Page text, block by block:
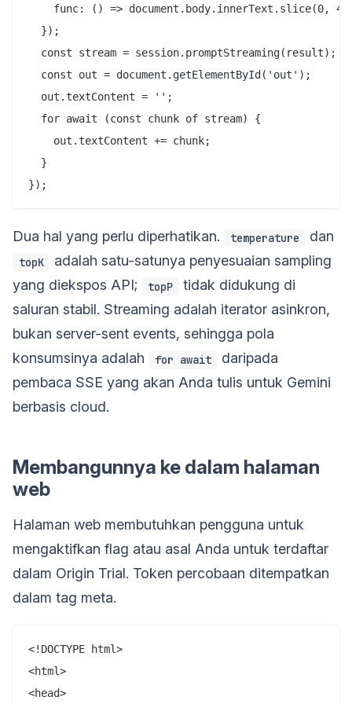
func: () => document.body.innerText.slice(0,
  });
  const stream = session.promptStreaming(result);
  const out = document.getElementById('out');
  out.textContent = '';
  for await (const chunk of stream) {
    out.textContent += chunk;
  }
Dua hal yang perlu diperhatikan. temperature dan
topK
adalah satu-satunya penyesuaian sampling
yang diekspos API;
topP
tidak didukung di
saluran stabil. Streaming adalah iterator asinkron,
bukan server-sent events, sehingga pola
konsumsinya adalah
for await
daripada
pembaca SSE yang akan Anda tulis untuk Gemini
berbasis cloud.
Membangunnya ke dalam halaman
web
Halaman web membutuhkan pengguna untuk
mengaktifkan flag atau asal Anda untuk terdaftar
dalam Origin Trial. Token percobaan ditempatkan
dalam tag meta.
<!DOCTYPE html>
<html>
<head>